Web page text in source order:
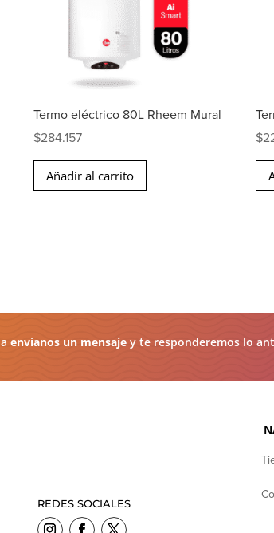
Termo eléctrico 80L Rheem Mural
$284.157
Añadir al carrito
$
envíanos un mensaje y te responderemos lo
REDES SOCIALES